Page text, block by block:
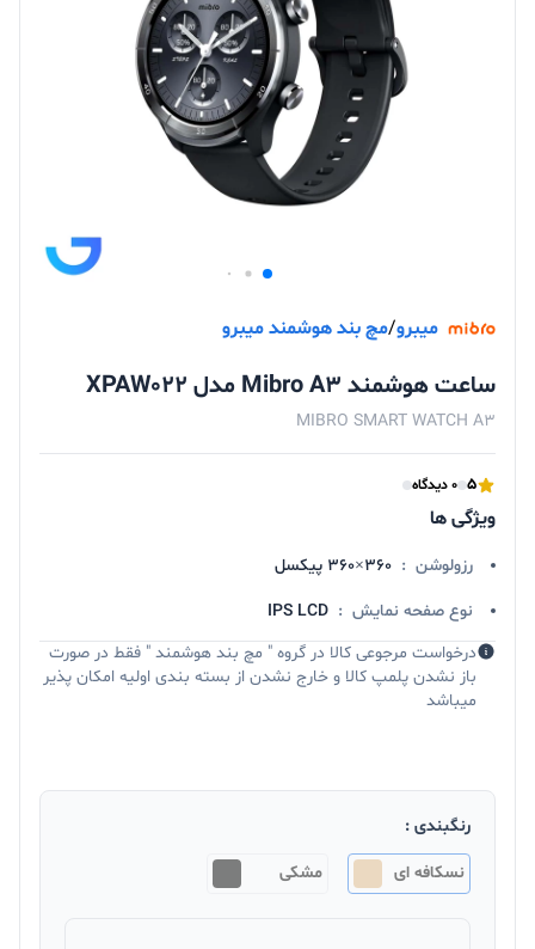
میبرو/مچ بند هوشمند میبرو
ساعت هوشمند Mibro A3 مدل XPAW022
MIBRO SMART WATCH A3
5 0 دیدگاه
ویژگی ها
رزولوشن : 360×360 پیکسل
نوع صفحه نمایش :
IPS LCD
درخواست مرجوعی کالا در گروه " مچ بند هوشمند " فقط در صورت
باز نشدن پلمپ کالا و خارج نشدن از بسته بندی اولیه امکان پذیر
میباشد
رنگبندی :
نسکافه ای مشکی